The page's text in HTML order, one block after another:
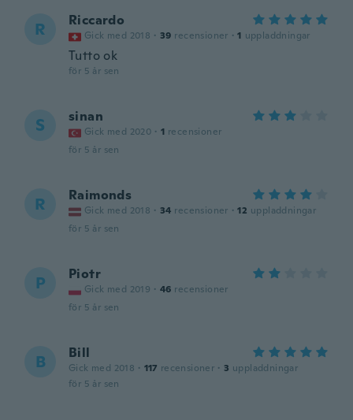
R Riccardo
Gick med 2018 · 39 recensioner · 1 uppladdningar
Tutto ok
för 5 år sen
S sinan
Gick med 2020 · 1 recensioner
för 5 år sen
R Raimonds
Gick med 2018 · 34 recensioner · 12 uppladdningar
för 5 år sen
P Piotr
Gick med 2019 · 46 recensioner
för 5 år sen
B Bill
Gick med 2018 · 117 recensioner · 3 uppladdningar
för 5 år sen